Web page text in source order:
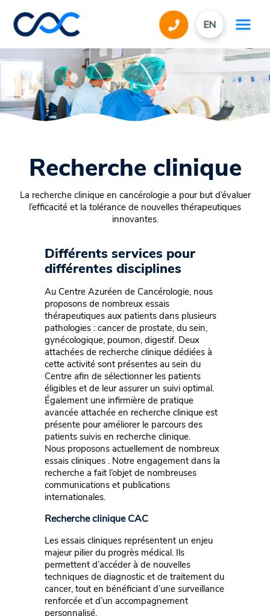
EN
Recherche clinique
La recherche clinique en cancérologie a pour but d’évaluer
l’efficacité et la tolérance de nouvelles thérapeutiques
innovantes.
Différents services pour
différentes disciplines
Au Centre Azuréen de Cancérologie, nous
proposons de nombreux essais
thérapeutiques aux patients dans plusieurs
pathologies : cancer de prostate, du sein,
gynécologique, poumon, digestif. Deux
attachées de recherche clinique dédiées à
cette activité sont présentes au sein du
Centre afin de sélectionner les patients
éligibles et de leur assurer un suivi optimal.
Également une infirmière de pratique
avancée attachée en recherche clinique est
présente pour améliorer le parcours des
patients suivis en recherche clinique.
Nous proposons actuellement de nombreux
essais cliniques . Notre engagement dans la
recherche a fait l’objet de nombreuses
communications et publications
internationales.
Recherche clinique CAC
Les essais cliniques représentent un enjeu
majeur pilier du progrès médical. Ils
permettent d’accéder à de nouvelles
techniques de diagnostic et de traitement du
cancer, tout en bénéficiant d’une surveillance
renforcée et d’un accompagnement
personnalisé.